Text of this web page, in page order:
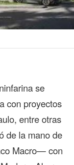
se
con proyectos
entre otras
de la mano de
Macro— con